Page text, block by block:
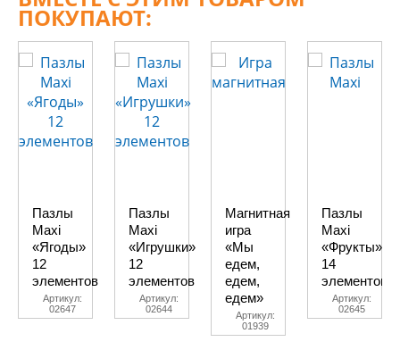
ПОКУПАЮТ:
Пазлы
Maxi
«Ягоды»
12
элементов
Артикул:
02647
Пазлы
Maxi
«Игрушки»
12
элементов
Артикул:
02644
Магнитная
игра
«Мы
едем,
едем,
едем»
Артикул:
01939
Пазлы
Maxi
«Фрукты»
14
элементов
Артикул:
02645